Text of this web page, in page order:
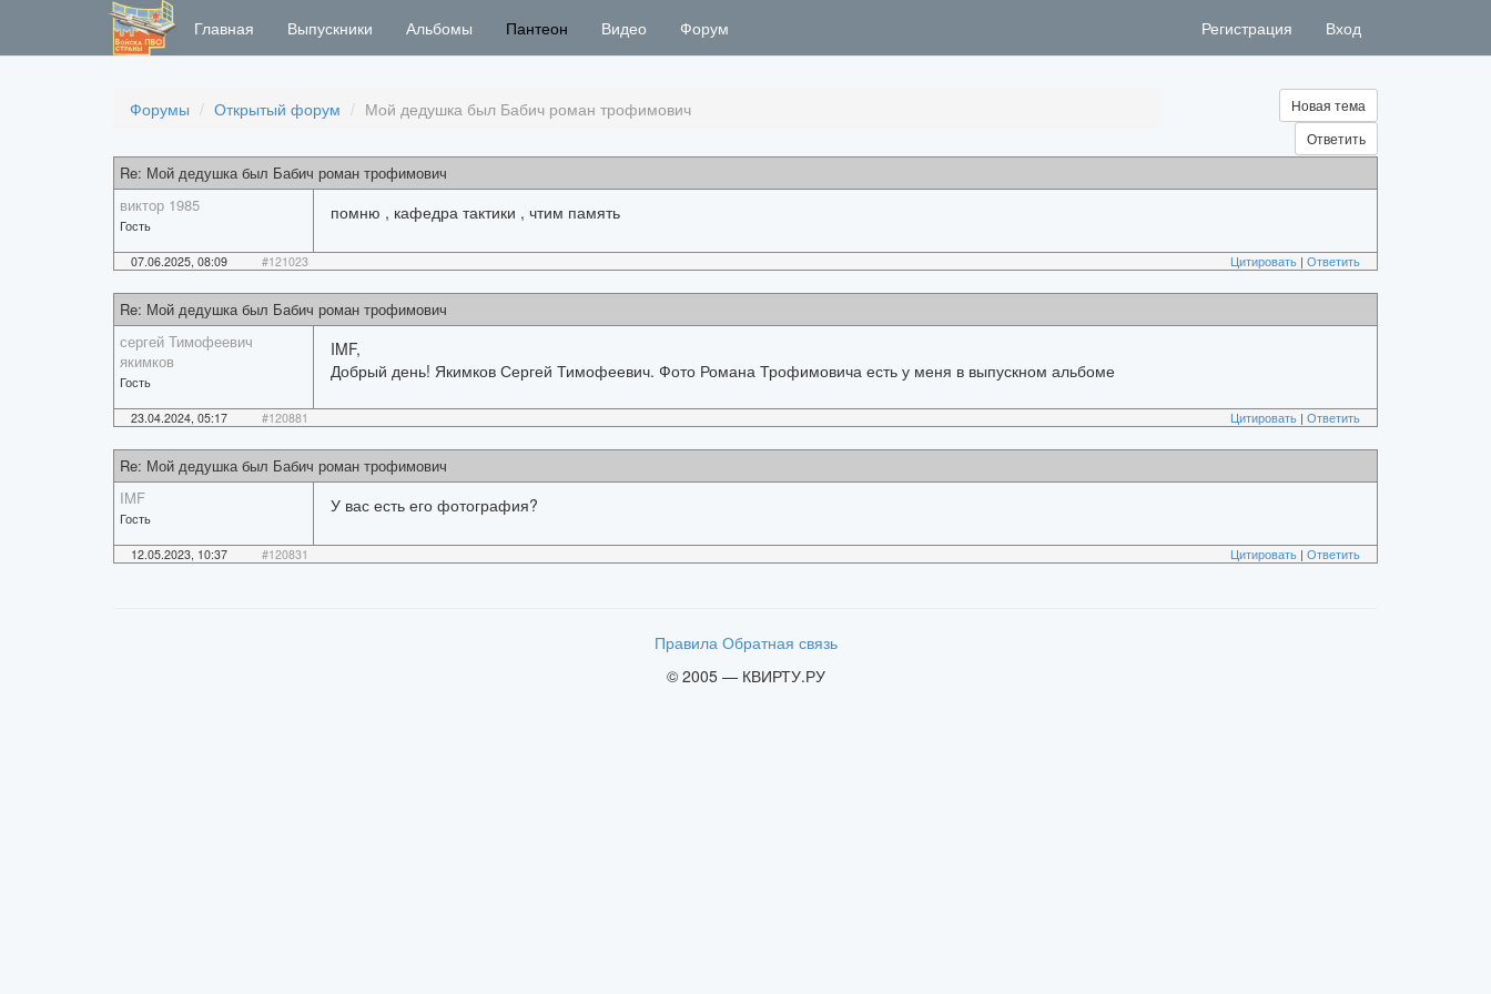
Главная Выпускники Альбомы Пантеон Видео Форум Регистрация Вход
Форумы Открытый форум Мой дедушка был Бабич роман трофимович
Новая тема
Ответить
Re: Мой дедушка был Бабич роман трофимович
виктор 1985
Гость
помню , кафедра тактики , чтим память
07.06.2025, 08:09 #121023 Цитировать| Ответить
Re: Мой дедушка был Бабич роман трофимович
сергей Тимофеевич
якимков
Гость
IMF,
Добрый день! Якимков Сергей Тимофеевич. Фото Романа Трофимовича есть у меня в выпускном альбоме
23.04.2024, 05:17 #120881 Цитировать| Ответить
Re: Мой дедушка был Бабич роман трофимович
IMF
Гость
У вас есть его фотография?
12.05.2023, 10:37 #120831 Цитировать| Ответить
Правила Обратная связь
© 2005 — КВИРТУ.РУ